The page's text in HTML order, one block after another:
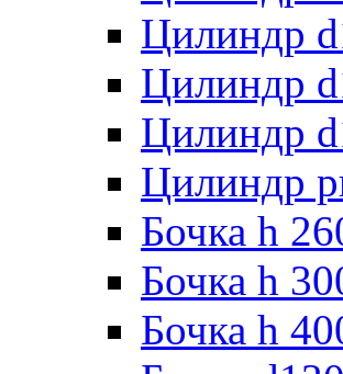
Цилиндр
Цилиндр
Цилиндр
Цилиндр
Бочка h
Бочка h
Бочка h